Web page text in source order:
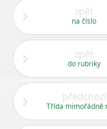
zpět
na číslo
zpět
do rubriky
předchozí